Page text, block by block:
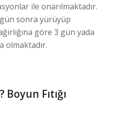
ile onarılmaktadır.
sonra yürüyüp
göre 3 gün yada
olmaktadır.
Boyun Fıtığı